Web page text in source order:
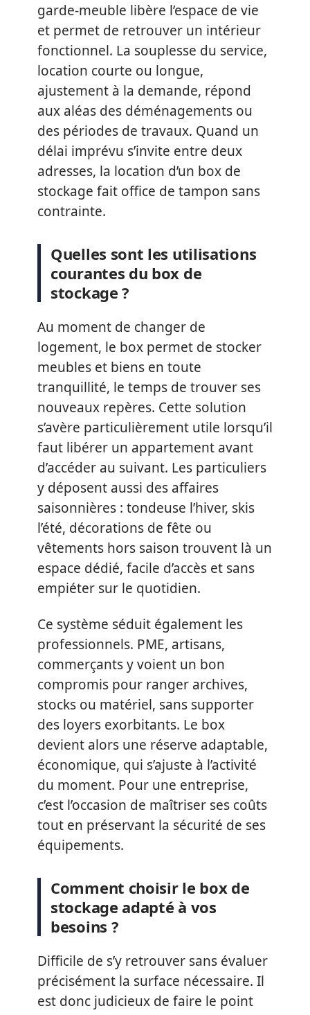
garde-meuble libère l’espace de vie
et permet de retrouver un intérieur
fonctionnel. La souplesse du service,
location courte ou longue,
ajustement à la demande, répond
aux aléas des déménagements ou
des périodes de travaux. Quand un
délai imprévu s’invite entre deux
adresses, la location d’un box de
stockage fait office de tampon sans
contrainte.
Quelles sont les utilisations
courantes du box de
stockage ?
Au moment de changer de
logement, le box permet de stocker
meubles et biens en toute
tranquillité, le temps de trouver ses
nouveaux repères. Cette solution
s’avère particulièrement utile lorsqu’il
faut libérer un appartement avant
d’accéder au suivant. Les particuliers
y déposent aussi des affaires
saisonnières : tondeuse l’hiver, skis
l’été, décorations de fête ou
vêtements hors saison trouvent là un
espace dédié, facile d’accès et sans
empiéter sur le quotidien.
Ce système séduit également les
professionnels. PME, artisans,
commerçants y voient un bon
compromis pour ranger archives,
stocks ou matériel, sans supporter
des loyers exorbitants. Le box
devient alors une réserve adaptable,
économique, qui s’ajuste à l’activité
du moment. Pour une entreprise,
c’est l’occasion de maîtriser ses coûts
tout en préservant la sécurité de ses
équipements.
Comment choisir le box de
stockage adapté à vos
besoins ?
Difficile de s’y retrouver sans évaluer
précisément la surface nécessaire. Il
est donc judicieux de faire le point